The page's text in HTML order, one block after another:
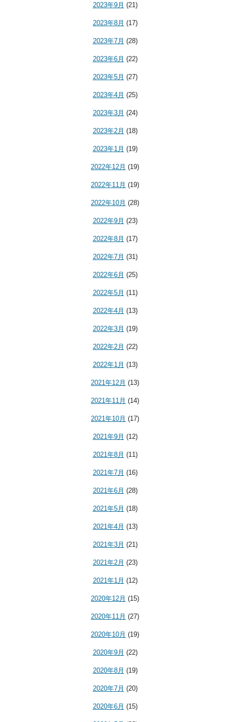
2023年9月 (21)
2023年8月 (17)
2023年7月 (28)
2023年6月 (22)
2023年5月 (27)
2023年4月 (25)
2023年3月 (24)
2023年2月 (18)
2023年1月 (19)
2022年12月 (19)
2022年11月 (19)
2022年10月 (28)
2022年9月 (23)
2022年8月 (17)
2022年7月 (31)
2022年6月 (25)
2022年5月 (11)
2022年4月 (13)
2022年3月 (19)
2022年2月 (22)
2022年1月 (13)
2021年12月 (13)
2021年11月 (14)
2021年10月 (17)
2021年9月 (12)
2021年8月 (11)
2021年7月 (16)
2021年6月 (28)
2021年5月 (18)
2021年4月 (13)
2021年3月 (21)
2021年2月 (23)
2021年1月 (12)
2020年12月 (15)
2020年11月 (27)
2020年10月 (19)
2020年9月 (22)
2020年8月 (19)
2020年7月 (20)
2020年6月 (15)